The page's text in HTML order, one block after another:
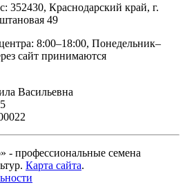
352430, Краснодарский край, г.
49
8:00–18:00, Понедельник–
сайт принимаются
Васильевна
- профессиональные семена
Карта сайта.